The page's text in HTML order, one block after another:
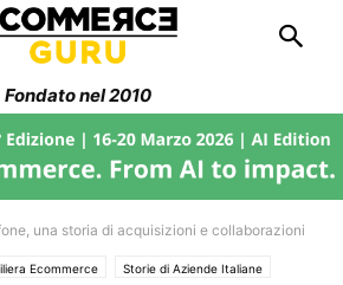
Fondato nel 2010
una storia di acquisizioni e collaborazioni
Ecommerce Storie di Aziende Italiane